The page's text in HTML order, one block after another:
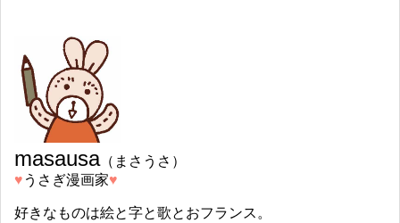
masausa（まさうさ）
♥︎ うさぎ漫画家♥︎
好きなものは絵と字と歌とおフランス。